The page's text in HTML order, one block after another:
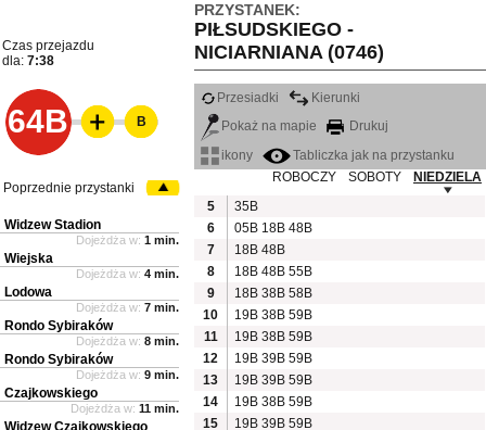
PRZYSTANEK:
PIŁSUDSKIEGO -
NICIARNIANA (0746)
Czas przejazdu
dla: 7:38
64B
Przesiadki
Kierunki
Pokaż na mapie
Drukuj
ikony
Tabliczka jak na przystanku
ROBOCZY
SOBOTY
NIEDZIELA
5
35B
6
05B 18B 48B
7
18B 48B
8
18B 48B 55B
9
18B 38B 58B
10
19B 38B 59B
11
19B 38B 59B
12
19B 39B 59B
13
19B 39B 59B
14
19B 38B 59B
15
19B 39B 59B
B
Poprzednie przystanki
Widzew Stadion
Dojeżdża w: 1 min.
Wiejska
Dojeżdża w: 4 min.
Lodowa
Dojeżdża w: 7 min.
Rondo Sybiraków
Dojeżdża w: 8 min.
Rondo Sybiraków
Dojeżdża w: 9 min.
Czajkowskiego
Dojeżdża w: 11 min.
Widzew Czajkowskiego